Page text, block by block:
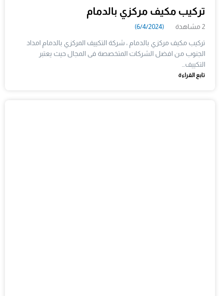
تركيب مكيف مركزي بالدمام
2 مشاهدة (6/4/2024)
تركيب مكيف مركزي بالدمام ، شركة التكييف المركزي بالدمام امداد
الجنوب من افضل الشركات المتخصصة فى المجال حيث يعتبر
التكييف…
تابع القراءة